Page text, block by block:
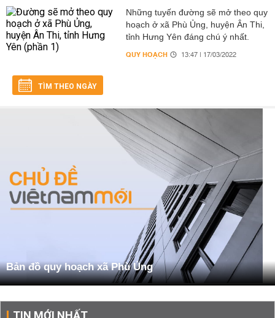
Những tuyến đường sẽ mở theo quy
hoạch ở xã Phù Ủng, huyện Ân Thi,
tỉnh Hưng Yên đáng chú ý nhất.
QUY HOẠCH 13:47 | 17/03/2022
TÌM THEO NGÀY
Bản đồ quy hoạch xã Phù Ủng